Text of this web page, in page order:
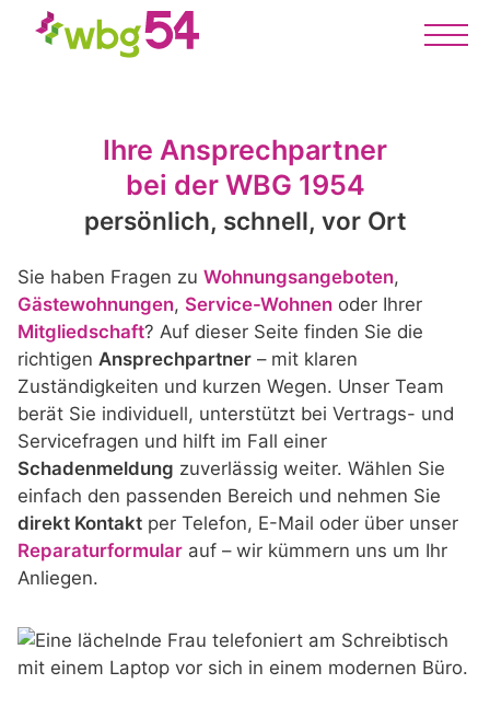
Ihre Ansprechpartner
bei der WBG 1954
persönlich, schnell, vor Ort
Sie haben Fragen zu Wohnungsangeboten,
Gästewohnungen, Service-Wohnen oder Ihrer
Mitgliedschaft? Auf dieser Seite finden Sie die
richtigen Ansprechpartner – mit klaren
Zuständigkeiten und kurzen Wegen. Unser Team
berät Sie individuell, unterstützt bei Vertrags- und
Servicefragen und hilft im Fall einer
Schadenmeldung zuverlässig weiter. Wählen Sie
einfach den passenden Bereich und nehmen Sie
direkt Kontakt per Telefon, E-Mail oder über unser
Reparaturformular auf – wir kümmern uns um Ihr
Anliegen.